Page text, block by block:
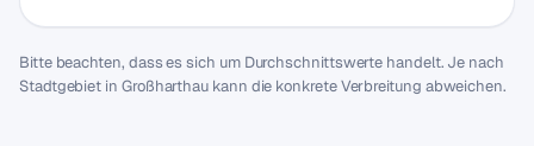
Bitte beachten, dass es sich um Durchschnittswerte handelt. Je nach
Stadtgebiet in Großharthau kann die konkrete Verbreitung abweichen.